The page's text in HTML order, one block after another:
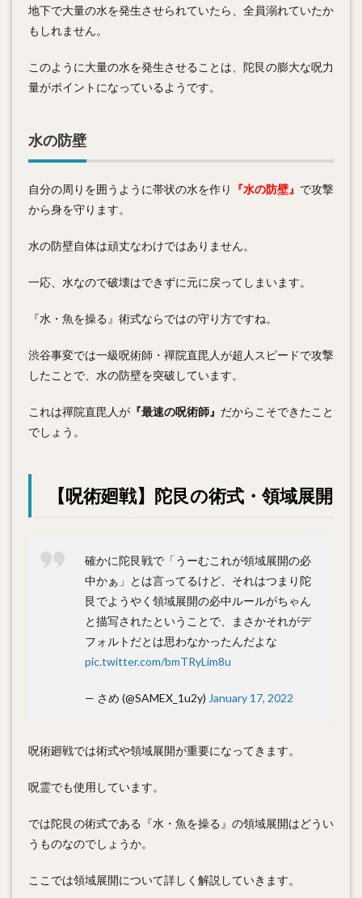
地下で大量の水を発生させられていたら、全員溺れていたか
もしれません。
このように大量の水を発生させることは、陀艮の膨大な呪力
量がポイントになっているようです。
水の防壁
自分の周りを囲うように帯状の水を作り 『水の防壁』 で攻撃
から身を守ります。
水の防壁自体は頑丈なわけではありません。
一応、水なので破壊はできずに元に戻ってしまいます。
『水・魚を操る』術式ならではの守り方ですね。
渋谷事変では一級呪術師・禪院直毘人が超人スピードで攻撃
したことで、水の防壁を突破しています。
これは禪院直毘人が 『最速の呪術師』 だからこそできたこと
でしょう。
【呪術廻戦】陀艮の術式・領域展開
確かに陀艮戦で「うーむこれが領域展開の必
中かぁ」とは言ってるけど、それはつまり陀
艮でようやく領域展開の必中ルールがちゃん
と描写されたということで、まさかそれがデ
フォルトだとは思わなかったんだよな
pic.twitter.com/bmTRyLim8u
— さめ (@SAMEX_1u2y) January 17, 2022
呪術廻戦では術式や領域展開が重要になってきます。
呪霊でも使用しています。
では陀艮の術式である『水・魚を操る』の領域展開はどうい
うものなのでしょうか。
ここでは領域展開について詳しく解説していきます。